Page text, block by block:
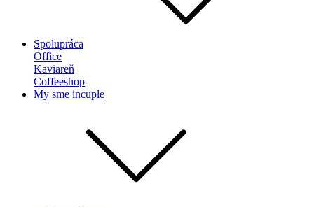
Spolupráca
Office
Kaviareň
Coffeeshop
My sme incuple